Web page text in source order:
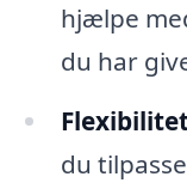
hjælpe
du har
du